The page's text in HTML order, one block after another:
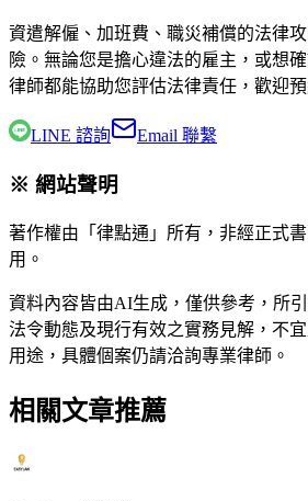
資遣解僱、加班費、職災補償的法律
險。無論您是擔心違法的雇主，或想
律師都能協助您評估法律責任，歡迎
LINE 諮詢 Email 聯繫
※ 網站聲明
著作權由「律點通」所有，非經正式
用。
資料內容皆由AI生成，僅供參考，所
法令動態及現行有效之實務見解，不
用途，具體個案仍請洽詢專業律師。
相關文章推薦